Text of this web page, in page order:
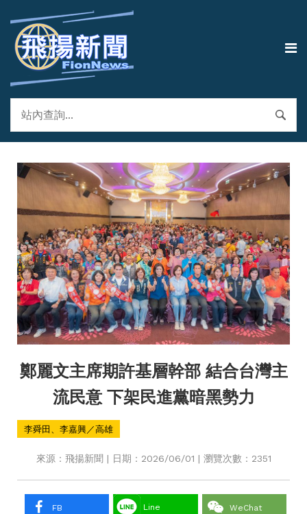
鄭麗文主席期許基層幹部 結合台灣主
流民意 下架民進黨暗黑勢力
李舜田、李嘉興／高雄
來源：飛揚新聞 | 日期：2026/06/01 | 瀏覽次數：2351
FB Line WeChat